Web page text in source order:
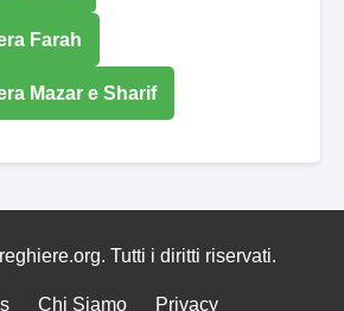
Farah
Mazar e Sharif
Tutti i diritti riservati.
Chi Siamo Privacy